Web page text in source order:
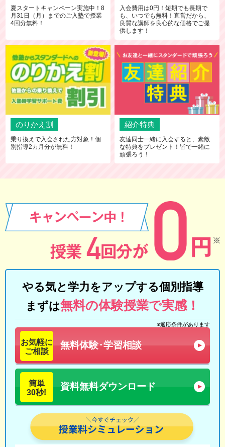
夏スタートキャンペーン実施中！8
月31日（月）までのご入塾で授業
4回分無料！
入会費用は0円！短期でも長期で
も、いつでも無料！直営だから、
良質な講師を良心的な価格でご提
供します！
のりかえ割
乗り換えで入会された方対象！個
別指導2カ月分が無料！
紹介特典
友達同士一緒に入会すると、素敵
な特典をプレゼント！皆で一緒に
頑張ろう！
やる気と学力をアップする個別指導
まずは無料の体験授業で実感！
※適応条件があります
お気軽に
ご相談
無料体験･学習相談
簡単
30秒!
資料無料ダウンロード